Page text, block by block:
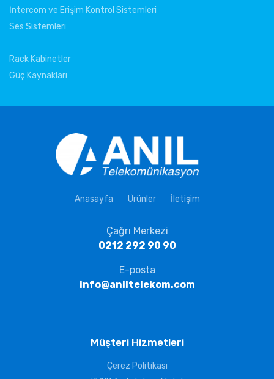
İntercom ve Erişim Kontrol Sistemleri
Ses Sistemleri
Rack Kabinetler
Güç Kaynakları
Anasayfa Ürünler İletişim
Çağrı Merkezi
0212 292 90 90
E-posta
info@aniltelekom.com
Müşteri Hizmetleri
Çerez Politikası